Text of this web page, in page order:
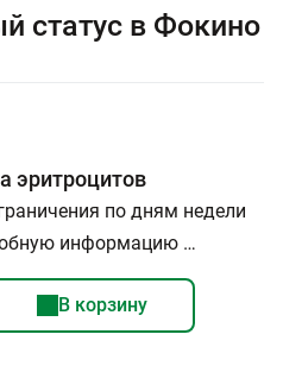
статус в Фокино
эритроцитов
по дням недели
информацию …
В корзину